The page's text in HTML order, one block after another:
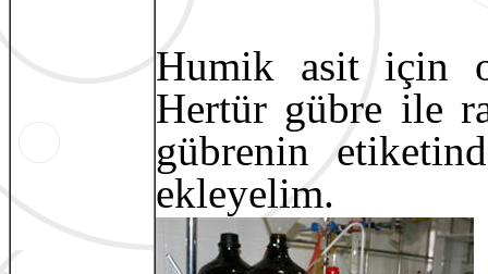
Humik asit için
Hertür gübre ile
gübrenin
ekleyelim.